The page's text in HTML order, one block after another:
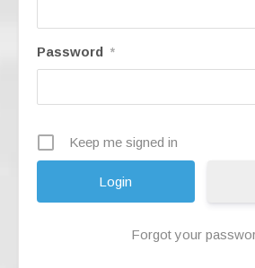
Password *
Keep me signed in
Forgot your